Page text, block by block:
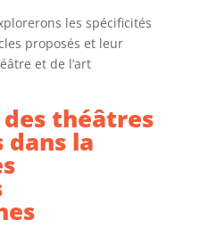
les spécificités
proposés et leur
et de l’art
théâtres
la